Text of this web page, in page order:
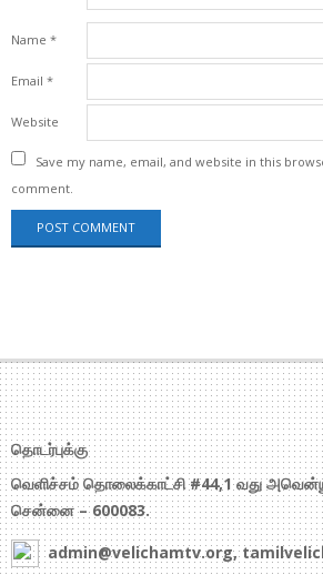
Name *
Email *
Website
Save my name, email, and website in this
comment.
தொடர்புக்கு
வெளிச்சம் தொலைக்காட்சி #44,1 வது
சென்னை – 600083.
admin@velichamtv.org,